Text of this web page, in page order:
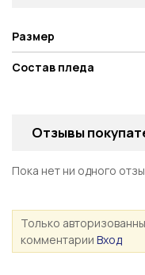
Размер
Состав пледа
Отзывы
Пока нет ни одного
Только
комментарии Вход